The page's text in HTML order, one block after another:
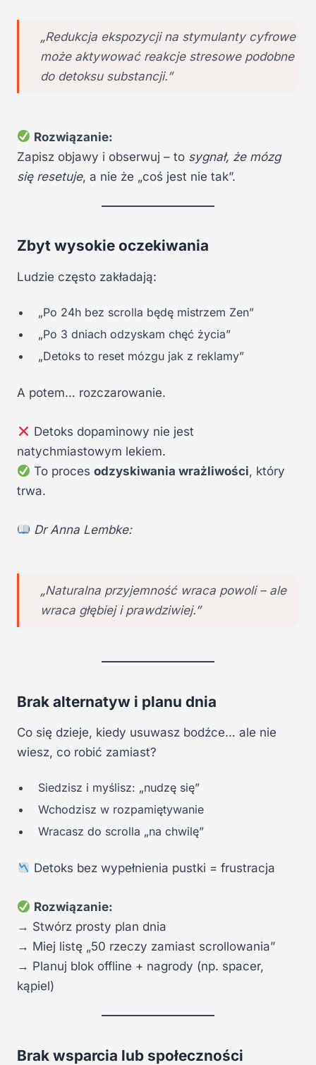
„Redukcja ekspozycji na stymulanty cyfrowe
może aktywować reakcje stresowe podobne
do detoksu substancji.”
Rozwiązanie:
Zapisz objawy i obserwuj – to sygnał, że mózg
się resetuje, a nie że „coś jest nie tak”.
Zbyt wysokie oczekiwania
Ludzie często zakładają:
„Po 24h bez scrolla będę mistrzem Zen”
„Po 3 dniach odzyskam chęć życia”
„Detoks to reset mózgu jak z reklamy”
A potem… rozczarowanie.
Detoks dopaminowy nie jest
natychmiastowym lekiem.
To procesodzyskiwania wrażliwości, który
trwa.
Dr Anna Lembke:
„Naturalna przyjemność wraca powoli – ale
wraca głębiej i prawdziwiej.”
Brak alternatyw i planu dnia
Co się dzieje, kiedy usuwasz bodźce… ale nie
wiesz, co robić zamiast?
Siedzisz i myślisz: „nudzę się”
Wchodzisz w rozpamiętywanie
Wracasz do scrolla „na chwilę”
Detoks bez wypełnienia pustki = frustracja
Rozwiązanie:
→ Stwórz prosty plan dnia
→ Miej listę „50 rzeczy zamiast scrollowania”
→ Planuj blok offline + nagrody (np. spacer,
kąpiel)
Brak wsparcia lub społeczności